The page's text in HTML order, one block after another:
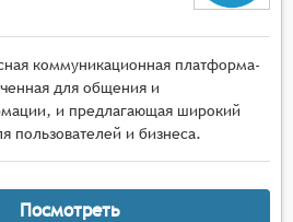
коммуникационная платформа-
для общения и
и предлагающая широкий
пользователей и бизнеса.
Посмотреть